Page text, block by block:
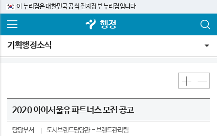
이 누리집은 대한민국 공식 전자정부 누리집입니다.
행정
기획행정소식
2020 아이서울유 파트너스 모집 공고
담당부서 도시브랜드담당관
브랜드관리팀